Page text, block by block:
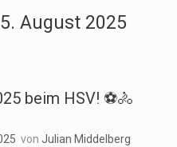
5. August 2025
beim HSV! ⚽🚴
von Julian Middelberg